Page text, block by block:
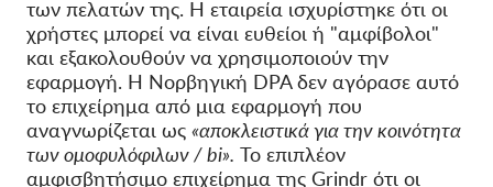
των πελατών της. Η εταιρεία ισχυρίστηκε ότι οι
χρήστες μπορεί να είναι ευθείοι ή "αμφίβολοι"
και εξακολουθούν να χρησιμοποιούν την
εφαρμογή. Η Νορβηγική DPA δεν αγόρασε αυτό
το επιχείρημα από μια εφαρμογή που
αναγνωρίζεται ως «αποκλειστικά για την κοινότητα
των ομοφυλόφιλων / bi». Το επιπλέον
αμφισβητήσιμο επιχείρημα της Grindr ότι οι